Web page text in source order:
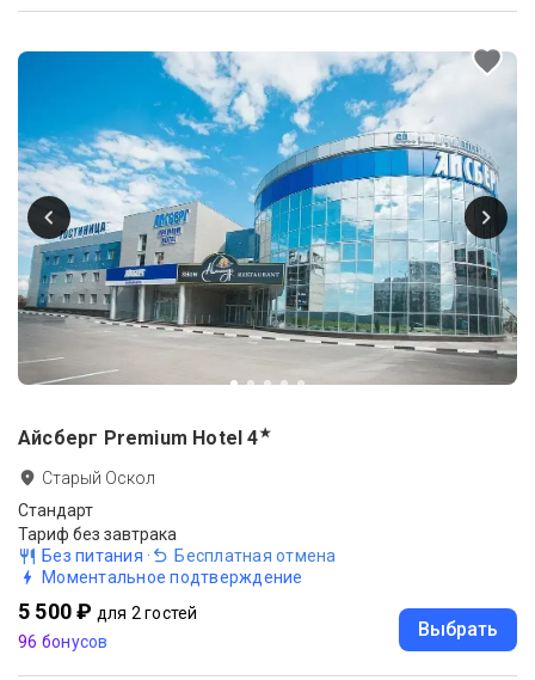
Айсберг Premium Hotel 4★
Старый Оскол
Стандарт
Тариф без завтрака
Без питания ·
Бесплатная отмена
Моментальное подтверждение
5 500 ₽ для 2 гостей
96 бонусов
Выбрать